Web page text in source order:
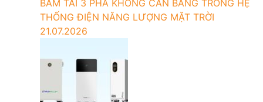
BÁM TẢI 3 PHA KHÔNG CÂN BẰNG TRONG HỆ
THỐNG ĐIỆN NĂNG LƯỢNG MẶT TRỜI
21.07.2026